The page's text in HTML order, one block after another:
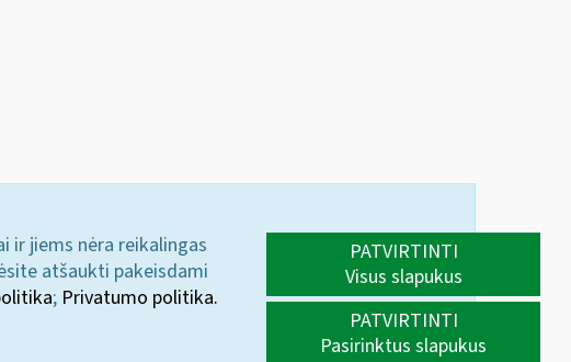
ir jiems nėra reikalingas
atšaukti pakeisdami
; Privatumo politika.
PATVIRTINTI
Visus slapukus
PATVIRTINTI
Pasirinktus slapukus